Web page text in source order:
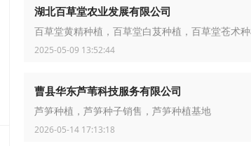
湖北百草堂农业发展有限公司
百草堂黄精种植，百草堂白芨种植，百草堂苍术
2025-05-09 13:52:44
曹县华东芦苇科技服务有限公司
芦笋种植，芦笋种子销售，芦笋种植基地
2026-05-14 17:13:18